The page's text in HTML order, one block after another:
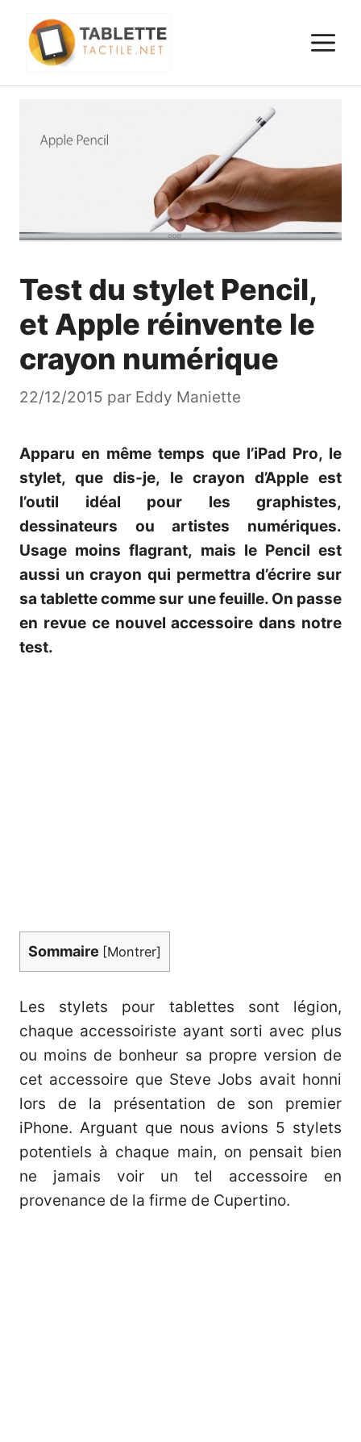
contenu
Test du stylet Pencil,
et Apple réinvente le
crayon numérique
22/12/2015 par Eddy Maniette
Apparu en même temps que l’iPad Pro, le
stylet, que dis-je, le crayon d’Apple est
l’outil idéal pour les graphistes,
dessinateurs ou artistes numériques.
Usage moins flagrant, mais le Pencil est
aussi un crayon qui permettra d’écrire sur
sa tablette comme sur une feuille. On passe
en revue ce nouvel accessoire dans notre
test.
Sommaire [Montrer]
Les stylets pour tablettes sont légion,
chaque accessoiriste ayant sorti avec plus
ou moins de bonheur sa propre version de
cet accessoire que Steve Jobs avait honni
lors de la présentation de son premier
iPhone. Arguant que nous avions 5 stylets
potentiels à chaque main, on pensait bien
ne jamais voir un tel accessoire en
provenance de la firme de Cupertino.